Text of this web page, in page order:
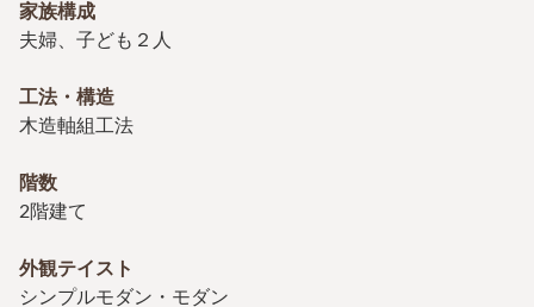
家族構成
夫婦、子ども２人
工法・構造
木造軸組工法
階数
2階建て
外観テイスト
シンプルモダン・モダン